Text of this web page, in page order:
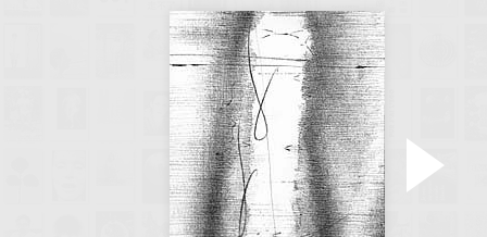
production en amont
1980 à 2000 fait
récurrences et des
diverses autour du